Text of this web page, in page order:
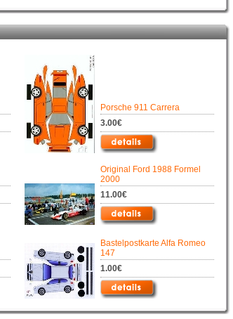
Porsche 911 Carrera
3.00€
Original Ford 1988 Formel
2000
11.00€
Bastelpostkarte Alfa Romeo
147
1.00€